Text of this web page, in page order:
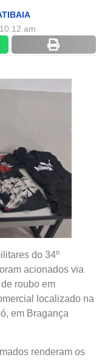
10:12 am
do 34º
acionados via
roubo em
localizado na
em Bragança
renderam os